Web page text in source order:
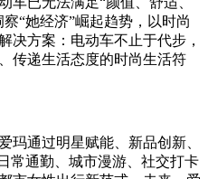
“她经济”崛起趋势，以时尚
决方案：电动车不止于代步，
传递生活态度的时尚生活符
玛通过明星赋能、新品创新、
常通勤、城市漫游、社交打卡